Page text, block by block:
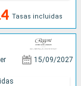
Tasas incluidas
15/09/2027